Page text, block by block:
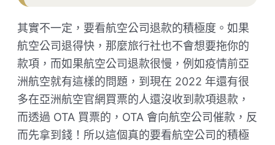
其實不一定，要看航空公司退款的積極度。如果
航空公司退得快，那麼旅行社也不會想要拖你的
款項，而如果航空公司退款很慢，例如疫情前亞
洲航空就有這樣的問題，到現在 2022 年還有很
多在亞洲航空官網買票的人還沒收到款項退款，
而透過 OTA 買票的，OTA 會向航空公司催款，反
而先拿到錢！所以這個真的要看航空公司的積極